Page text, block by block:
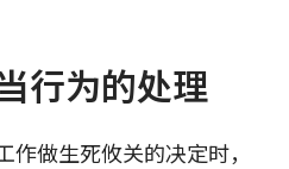
行为的处理
做生死攸关的决定时，